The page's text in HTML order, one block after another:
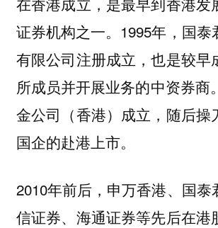
证券机构之一。1995年，国泰
有限公司注册成立，也是较早
所成员并开展业务的中资券商
金公司（香港）成立，随后操
国企的赴港上市。
2010年前后，申万香港、国泰
信证券、海通证券等先后在港